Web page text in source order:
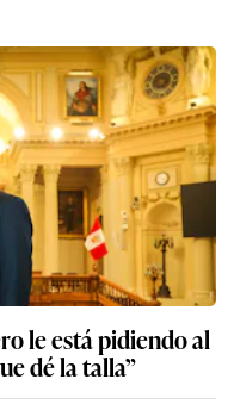
le está pidiendo al
dé la talla”